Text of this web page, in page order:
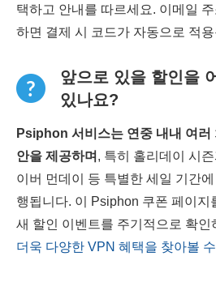
택하고 안내를 따르세요. 이메일
하면 결제 시 코드가 자동으로 적
앞으로 있을 할인을
있나요?
Psiphon 서비스는 연중 내내 여러
안을 제공하며 , 특히 홀리데이 시
이버 먼데이 등 특별한 세일 기간
행됩니다. 이 Psiphon 쿠폰 페이지
새 할인 이벤트를 주기적으로 확인
더욱 다양한 VPN 혜택을 찾아볼